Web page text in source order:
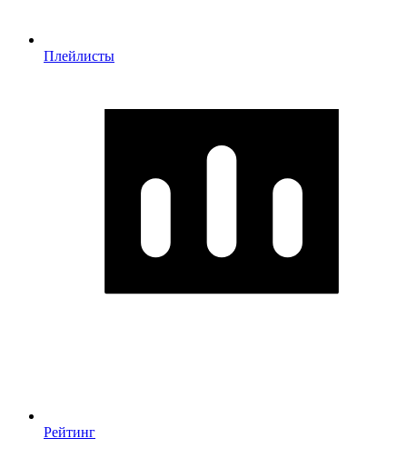
Плейлисты
Рейтинг